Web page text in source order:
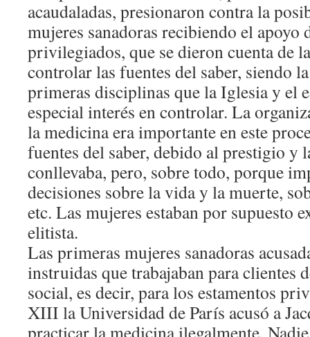
acaudaladas, presionaron contra la
mujeres sanadoras recibiendo el apoyo
privilegiados, que se dieron cuenta de
controlar las fuentes del saber, siendo
primeras disciplinas que la Iglesia y el
especial interés en controlar. La
la medicina era importante en este
fuentes del saber, debido al prestigio y
conllevaba, pero, sobre todo, porque
decisiones sobre la vida y la muerte,
etc. Las mujeres estaban por supuesto
elitista.
Las primeras mujeres sanadoras
instruidas que trabajaban para clientes
social, es decir, para los estamentos
XIII la Universidad de París acusó a
practicar la medicina ilegalmente.